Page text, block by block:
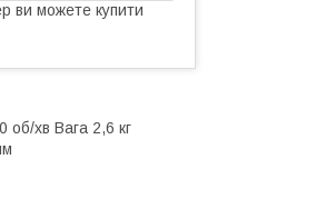
ви можете купити
об/хв Вага 2,6 кг